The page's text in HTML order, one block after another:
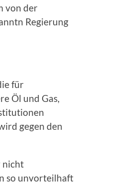
von der
Regierung
für
Öl und Gas,
gegen den
nicht
so unvorteilhaft